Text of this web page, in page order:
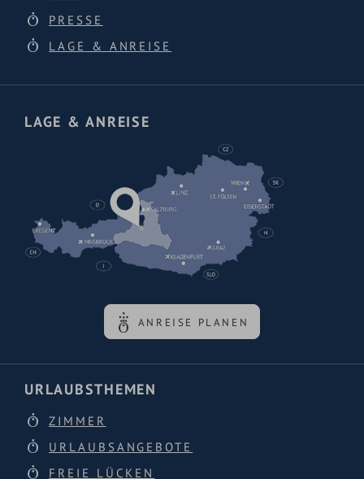
PRESSE
LAGE & ANREISE
LAGE & ANREISE
ANREISE PLANEN
URLAUBSTHEMEN
ZIMMER
URLAUBSANGEBOTE
FREIE LÜCKEN